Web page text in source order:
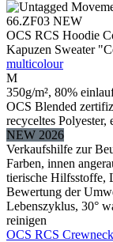
66.ZF03 NEW
OCS RCS Hoodie
Kapuzen Sweater
multicolour
M
350g/m², 80%
OCS Blended
recyceltes Polyester,
NEW 2026
Verkaufshilfe zur
Farben, innen
tierische Hilfsstoffe,
Bewertung der
Lebenszyklus, 30°
reinigen
OCS RCS